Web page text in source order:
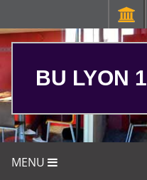
BU LYON 1
MENU